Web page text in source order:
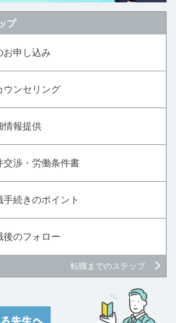
プ
お申し込み
ウンセリング
情報提供
交渉・労働条件書
手続きのポイント
後のフォロー
転職までのステップ